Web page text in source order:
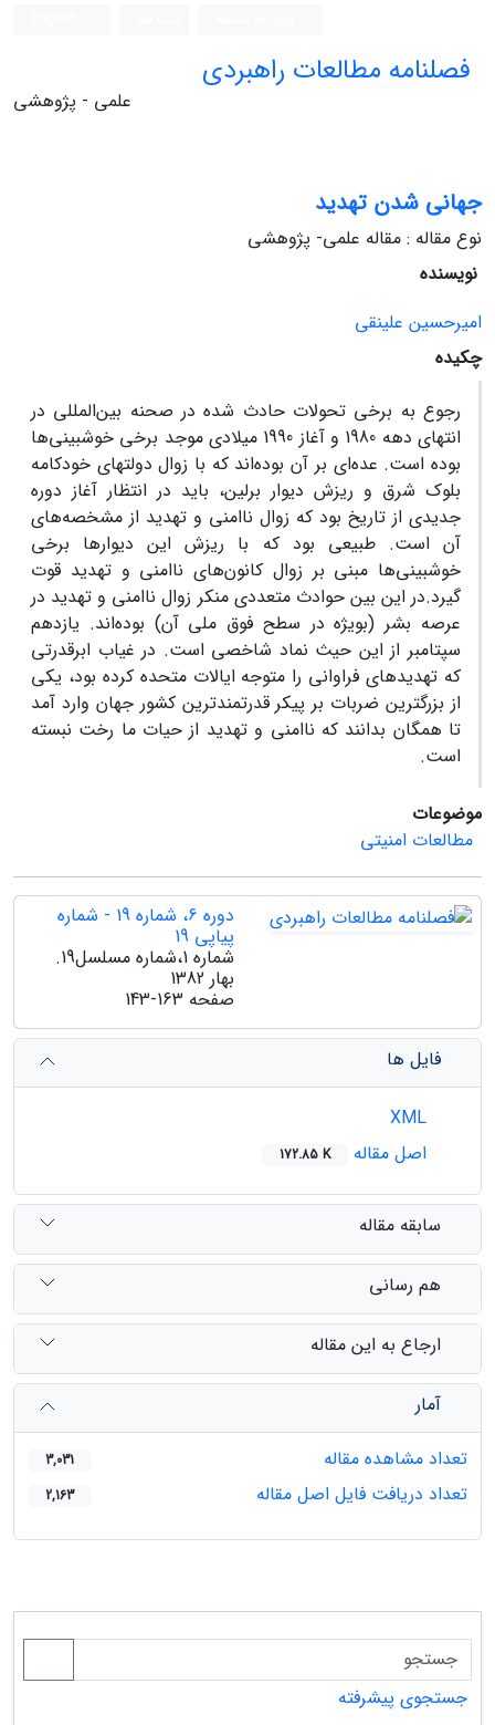
فصلنامه مطالعات راهبردی
علمی - پژوهشی
جهانی شدن تهدید
نوع مقاله : مقاله علمی- پژوهشی
نویسنده
امیرحسین علینقی
چکیده
رجوع به برخی تحولات حادث شده در صحنه بین‌المللی در
انتهای دهه 1980 و آغاز 1990 میلادی موجد برخی خوشبینی‌ها
بوده است. عده‌ای بر آن بوده‌اند که با زوال دولتهای خودکامه
بلوک شرق و ریزش دیوار برلین، ‌باید در انتظار آغاز دوره
جدیدی از تاریخ بود که زوال ناامنی و تهدید از مشخصه‌های
آن است. طبیعی بود که با ریزش این دیوارها برخی
خوشبینی‌ها مبنی بر زوال کانون‌های ناامنی و تهدید قوت
گیرد.در این بین حوادث متعددی منکر زوال ناامنی و تهدید در
عرصه بشر (بویژه در سطح فوق ملی آن) بوده‌اند. یازدهم
سپتامبر از این حیث نماد شاخصی است. در غیاب ابرقدرتی
که تهدیدهای فراوانی را متوجه ایالات متحده کرده بود، یکی
از بزرگترین ضربات بر پیکر قدرتمندترین کشور جهان وارد آمد
تا همگان بدانند که ناامنی و تهدید از حیات ما رخت نبسته
است.
موضوعات
مطالعات امنیتی
دوره 6، شماره 19 - شماره
پیاپی 19
شماره 1،شماره مسلسل19.
بهار 1382
صفحه 143-163
فایل ها
اصل مقاله
172.85 K
سابقه مقاله
هم رسانی
ارجاع به این مقاله
آمار
تعداد مشاهده مقاله
3,031
تعداد دریافت فایل اصل مقاله 2,163
جستجوی پیشرفته